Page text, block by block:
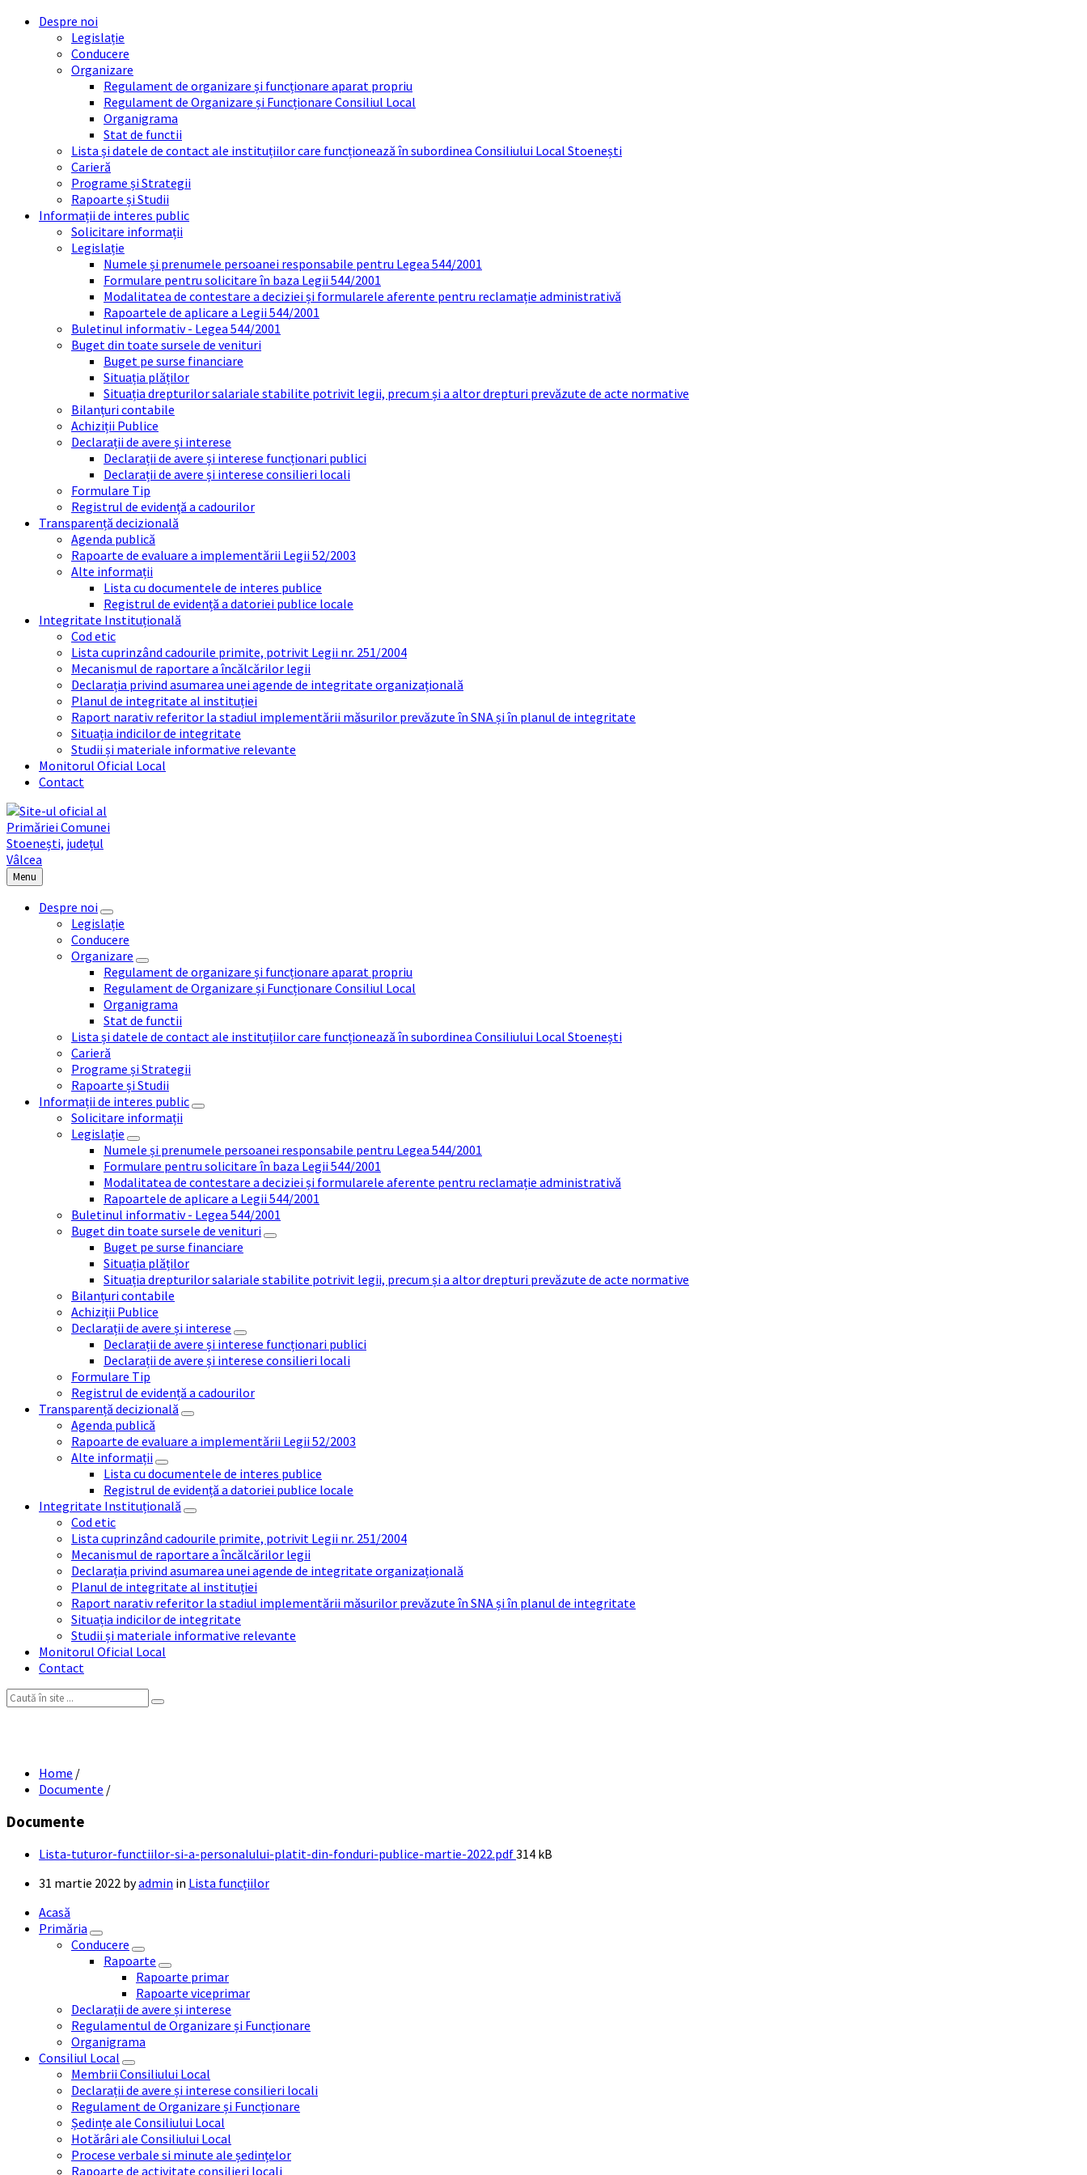
Skip
Skip
Skip
Skip
Despre noi
Legislație
Conducere
Organizare
Regulament de organizare și funcționare aparat propriu
Regulament de Organizare și Funcționare Consiliul Local
Organigrama
Stat de functii
Lista și datele de contact ale instituțiilor care funcționează în subordinea Consiliului Local Stoenești
Carieră
Programe și Strategii
Rapoarte și Studii
Informații de interes public
Solicitare informații
Legislație
Numele și prenumele persoanei responsabile pentru Legea 544/2001
Formulare pentru solicitare în baza Legii 544/2001
Modalitatea de contestare a deciziei și formularele aferente pentru reclamație administrativă
Rapoartele de aplicare a Legii 544/2001
Buletinul informativ - Legea 544/2001
Buget din toate sursele de venituri
Buget pe surse financiare
Situația plăților
Situația drepturilor salariale stabilite potrivit legii, precum și a altor drepturi prevăzute de acte normative
Bilanțuri contabile
Achiziții Publice
Declarații de avere și interese
Declarații de avere și interese funcționari publici
Declarații de avere și interese consilieri locali
Formulare Tip
Registrul de evidență a cadourilor
Transparență decizională
Agenda publică
Rapoarte de evaluare a implementării Legii 52/2003
Alte informații
Lista cu documentele de interes publice
Registrul de evidență a datoriei publice locale
Integritate Instituțională
Cod etic
Lista cuprinzând cadourile primite, potrivit Legii nr. 251/2004
Mecanismul de raportare a încălcărilor legii
Declarația privind asumarea unei agende de integritate organizațională
Planul de integritate al instituției
Raport narativ referitor la stadiul implementării măsurilor prevăzute în SNA și în planul de integritate
Situația indicilor de integritate
Studii și materiale informative relevante
Monitorul Oficial Local
Contact
Menu
Despre noi
Legislație
Conducere
Organizare
Regulament de organizare și funcționare aparat propriu
Regulament de Organizare și Funcționare Consiliul Local
Organigrama
Stat de functii
Lista și datele de contact ale instituțiilor care funcționează în subordinea Consiliului Local Stoenești
Carieră
Programe și Strategii
Rapoarte și Studii
Informații de interes public
Solicitare informații
Legislație
Numele și prenumele persoanei responsabile pentru Legea 544/2001
Formulare pentru solicitare în baza Legii 544/2001
Modalitatea de contestare a deciziei și formularele aferente pentru reclamație administrativă
Rapoartele de aplicare a Legii 544/2001
Buletinul informativ - Legea 544/2001
Buget din toate sursele de venituri
Buget pe surse financiare
Situația plăților
Situația drepturilor salariale stabilite potrivit legii, precum și a altor drepturi prevăzute de acte normative
Bilanțuri contabile
Achiziții Publice
Declarații de avere și interese
Declarații de avere și interese funcționari publici
Declarații de avere și interese consilieri locali
Formulare Tip
Registrul de evidență a cadourilor
Transparență decizională
Agenda publică
Rapoarte de evaluare a implementării Legii 52/2003
Alte informații
Lista cu documentele de interes publice
Registrul de evidență a datoriei publice locale
Integritate Instituțională
Cod etic
Lista cuprinzând cadourile primite, potrivit Legii nr. 251/2004
Mecanismul de raportare a încălcărilor legii
Declarația privind asumarea unei agende de integritate organizațională
Planul de integritate al instituției
Raport narativ referitor la stadiul implementării măsurilor prevăzute în SNA și în planul de integritate
Situația indicilor de integritate
Studii și materiale informative relevante
Monitorul Oficial Local
Contact
Search:
Home /
Documente /
Documente
Lista-tuturor-functiilor-si-a-personalului-platit-din-fonduri-publice-martie-2022.pdfFile
314 kB
31 martie 2022 byadmin in Lista funcțiilor
Acasă
Primăria
Conducere
Rapoarte
Rapoarte primar
Rapoarte viceprimar
Declarații de avere și interese
Regulamentul de Organizare și Funcționare
Organigrama
Consiliul Local
Membrii Consiliului Local
Declarații de avere și interese consilieri locali
Regulament de Organizare și Funcționare
Ședințe ale Consiliului Local
Hotărâri ale Consiliului Local
Procese verbale si minute ale ședințelor
Rapoarte de activitate consilieri locali